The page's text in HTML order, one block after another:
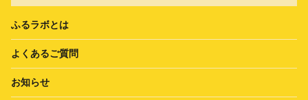
ふるラボとは
よくあるご質問
お知らせ